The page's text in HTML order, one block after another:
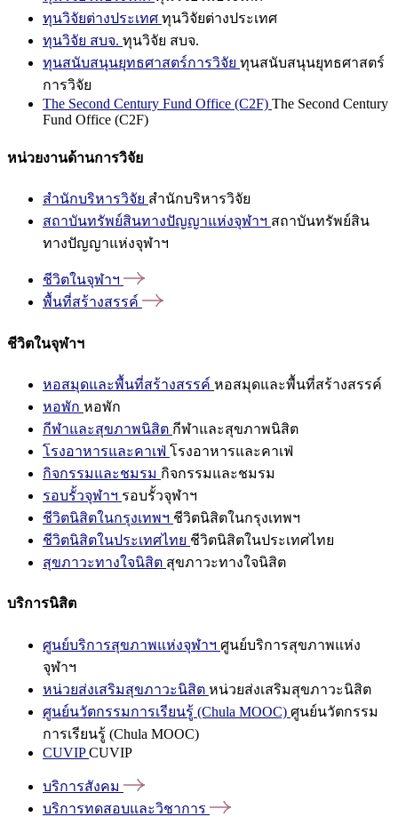
ทุนวิจัยต่างประเทศ ทุนวิจัยต่างประเทศ
ทุนวิจัย สบจ. ทุนวิจัย สบจ.
ทุนสนับสนุนยุทธศาสตร์การวิจัย ทุนสนับสนุนยุทธศาสตร์
การวิจัย
The Second Century Fund Office (C2F) The Second Century
Fund Office (C2F)
หน่วยงานด้านการวิจัย
สำนักบริหารวิจัย สำนักบริหารวิจัย
สถาบันทรัพย์สินทางปัญญาแห่งจุฬาฯ สถาบันทรัพย์สิน
ทางปัญญาแห่งจุฬาฯ
ชีวิตในจุฬาฯ
พื้นที่สร้างสรรค์
ชีวิตในจุฬาฯ
หอสมุดและพื้นที่สร้างสรรค์ หอสมุดและพื้นที่สร้างสรรค์
หอพัก หอพัก
กีฬาและสุขภาพนิสิต กีฬาและสุขภาพนิสิต
โรงอาหารและคาเฟ่ โรงอาหารและคาเฟ่
กิจกรรมและชมรม กิจกรรมและชมรม
รอบรั้วจุฬาฯ รอบรั้วจุฬาฯ
ชีวิตนิสิตในกรุงเทพฯ ชีวิตนิสิตในกรุงเทพฯ
ชีวิตนิสิตในประเทศไทย ชีวิตนิสิตในประเทศไทย
สุขภาวะทางใจนิสิต สุขภาวะทางใจนิสิต
บริการนิสิต
ศูนย์บริการสุขภาพแห่งจุฬาฯ ศูนย์บริการสุขภาพแห่ง
จุฬาฯ
หน่วยส่งเสริมสุขภาวะนิสิต หน่วยส่งเสริมสุขภาวะนิสิต
ศูนย์นวัตกรรมการเรียนรู้ (Chula MOOC) ศูนย์นวัตกรรม
การเรียนรู้ (Chula MOOC)
CUVIPCUVIP
บริการสังคม
บริการทดสอบและวิชาการ